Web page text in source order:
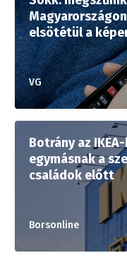
elsötétül a
VG
Botrány az
egymásnak a
családok előtt
Borsonline